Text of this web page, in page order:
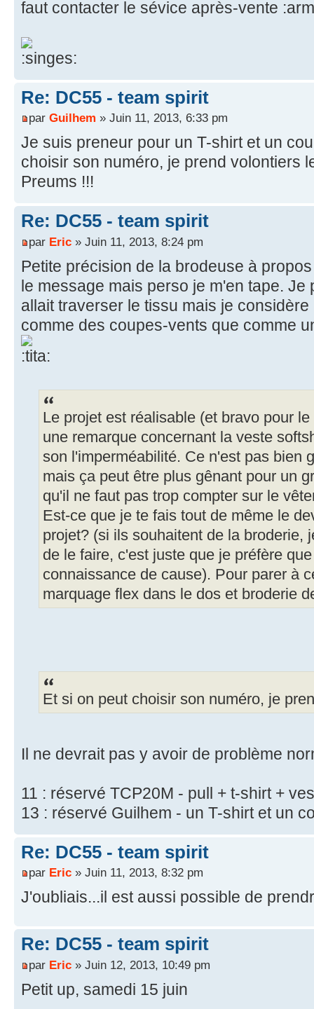
faut contacter le sévice après-vente
Re: DC55 - team spirit
par Guilhem » Juin 11, 2013, 6:33 pm
Je suis preneur pour un T-shirt et un
choisir son numéro, je prend volontiers
Preums !!!
Re: DC55 - team spirit
par Eric » Juin 11, 2013, 8:24 pm
Petite précision de la brodeuse à
le message mais perso je m'en tape. Je
allait traverser le tissu mais je
comme des coupes-vents que comme
Le projet est réalisable (et bravo pour
une remarque concernant la veste
son l'imperméabilité. Ce n'est pas bien
mais ça peut être plus gênant pour un
qu'il ne faut pas trop compter sur le
Est-ce que je te fais tout de même le
projet? (si ils souhaitent de la broderie,
de le faire, c'est juste que je préfère
connaissance de cause). Pour parer à
marquage flex dans le dos et broderie
Et si on peut choisir son numéro, je
Il ne devrait pas y avoir de problème
11 : réservé TCP20M - pull + t-shirt +
13 : réservé Guilhem - un T-shirt et un
Re: DC55 - team spirit
par Eric » Juin 11, 2013, 8:32 pm
J'oubliais...il est aussi possible de
Re: DC55 - team spirit
par Eric » Juin 12, 2013, 10:49 pm
Petit up, samedi 15 juin